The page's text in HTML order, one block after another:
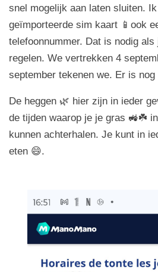
snel mogelijk aan laten sluiten.
geïmporteerde sim kaart 📱ook
telefoonnummer. Dat is nodig als
regelen. We vertrekken 4
september tekenen we. Er is nog
De heggen 🌿 hier zijn in ieder
de tijden waarop je je gras 🚜☘️
kunnen achterhalen. Je kunt in
eten 😄.